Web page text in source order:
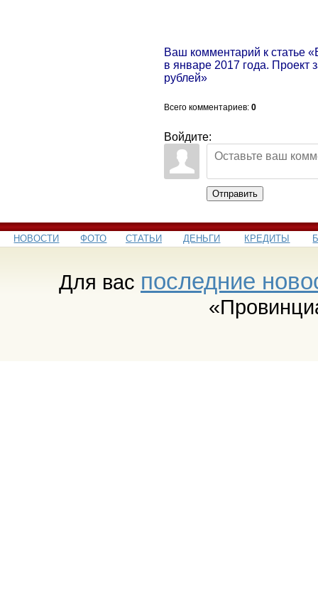
Ваш комментарий к статье
в январе 2017 года. Проект
рублей»
Всего комментариев: 0
Войдите:
Отправить
НОВОСТИ ФОТО СТАТЬИ ДЕНЬГИ КРЕДИТЫ
Для вас последние